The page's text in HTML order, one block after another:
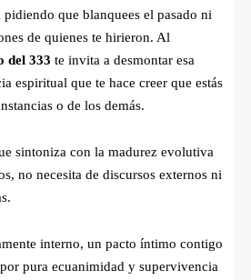
pidiendo que blanquees el pasado ni
de quienes te hirieron. Al
del 333 te invita a desmontar esa
espiritual que te hace creer que estás
o de los demás.
sintoniza con la madurez evolutiva
no necesita de discursos externos ni
interno, un pacto íntimo contigo
pura ecuanimidad y supervivencia